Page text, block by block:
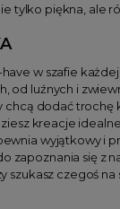
tylko piękna, ale
w szafie
od luźnych i
chcą dodać
kreacje
wyjątkowy i
zapoznania się z
szukasz czegoś